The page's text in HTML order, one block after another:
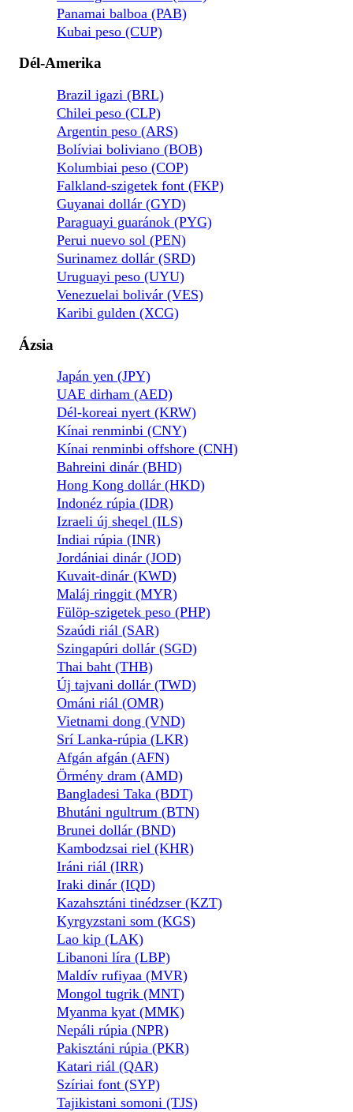
Panamai balboa (PAB)
Kubai peso (CUP)
Dél-Amerika
Brazil igazi (BRL)
Chilei peso (CLP)
Argentin peso (ARS)
Bolíviai boliviano (BOB)
Kolumbiai peso (COP)
Falkland-szigetek font (FKP)
Guyanai dollár (GYD)
Paraguayi guaránok (PYG)
Perui nuevo sol (PEN)
Surinamez dollár (SRD)
Uruguayi peso (UYU)
Venezuelai bolivár (VES)
Karibi gulden (XCG)
Ázsia
Japán yen (JPY)
UAE dirham (AED)
Dél-koreai nyert (KRW)
Kínai renminbi (CNY)
Kínai renminbi offshore (CNH)
Bahreini dinár (BHD)
Hong Kong dollár (HKD)
Indonéz rúpia (IDR)
Izraeli új sheqel (ILS)
Indiai rúpia (INR)
Jordániai dinár (JOD)
Kuvait-dinár (KWD)
Maláj ringgit (MYR)
Fülöp-szigetek peso (PHP)
Szaúdi riál (SAR)
Szingapúri dollár (SGD)
Thai baht (THB)
Új tajvani dollár (TWD)
Ománi riál (OMR)
Vietnami dong (VND)
Srí Lanka-rúpia (LKR)
Afgán afgán (AFN)
Örmény dram (AMD)
Bangladesi Taka (BDT)
Bhutáni ngultrum (BTN)
Brunei dollár (BND)
Kambodzsai riel (KHR)
Iráni riál (IRR)
Iraki dinár (IQD)
Kazahsztáni tinédzser (KZT)
Kyrgyzstani som (KGS)
Lao kip (LAK)
Libanoni líra (LBP)
Maldív rufiyaa (MVR)
Mongol tugrik (MNT)
Myanma kyat (MMK)
Nepáli rúpia (NPR)
Pakisztáni rúpia (PKR)
Katari riál (QAR)
Szíriai font (SYP)
Tajikistani somoni (TJS)